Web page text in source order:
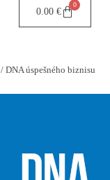
0.00 €
0
/ DNA úspešného biznisu